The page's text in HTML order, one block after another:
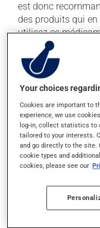
est donc
des produits qui
utilisez ce
Effets indésirables
En plus de ses
l'occasion
secondaires),
il peut rendre la
il peut parfois
soyez prudent
il peut causer
il peut causer
Your choices
Cookies are important to
experience, we use
log-in, collect statistics to
tailored to your interests.
and go directly to the site.
cookie types and
cookies, please see our